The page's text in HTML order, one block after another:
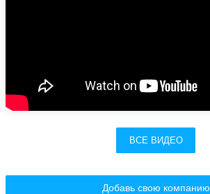
ВСЕ ВИДЕО
Добавь свою компанию